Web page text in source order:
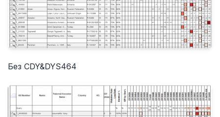
Без CDY&DYS464